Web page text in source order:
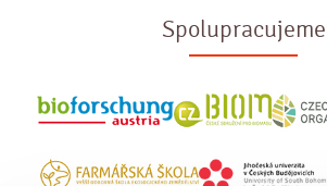
Spolupracujeme